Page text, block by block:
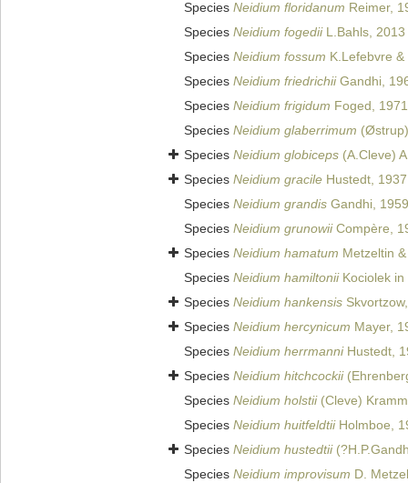
Species Neidium floridanum Reimer,
Species Neidium fogediiL.Bahls, 2013
Species Neidium fossum K.Lefebvre &
Species Neidium friedrichiiGandhi,
Species Neidium frigidum Foged, 1971
Species Neidium glaberrimum
Species Neidium globiceps (A.Cleve)
Species Neidium gracile Hustedt, 1937
Species Neidium grandis Gandhi, 1959
Species Neidium grunowiiCompère,
Species Neidium hamatum Metzeltin
Species Neidium hamiltoniiKociolek in
Species Neidium hankensis
Species Neidium hercynicum Mayer,
Species Neidium herrmanniHustedt,
Species Neidium hitchcockii
Species Neidium holstii(Cleve)
Species Neidium huitfeldtiiHolmboe,
Species Neidium hustedtii
Species Neidium improvisum D.